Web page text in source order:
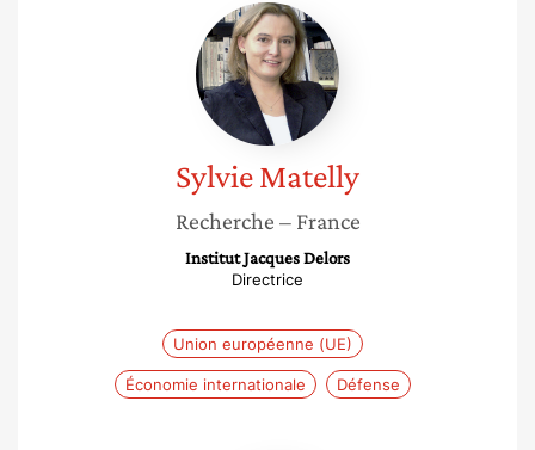
Sylvie
Matelly
SylvieMatelly
Recherche – France
Institut Jacques Delors
Directrice
Union européenne (UE)
Économie internationale Défense